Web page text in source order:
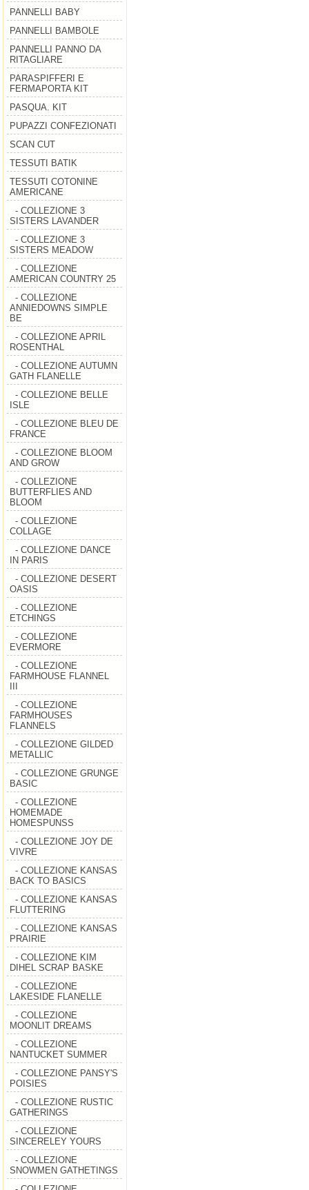
PANNELLI BABY
PANNELLI BAMBOLE
PANNELLI PANNO DA
RITAGLIARE
PARASPIFFERI E
FERMAPORTA KIT
PASQUA. KIT
PUPAZZI CONFEZIONATI
SCAN CUT
TESSUTI BATIK
TESSUTI COTONINE
AMERICANE
- COLLEZIONE 3
SISTERS LAVANDER
- COLLEZIONE 3
SISTERS MEADOW
- COLLEZIONE
AMERICAN COUNTRY 25
- COLLEZIONE
ANNIEDOWNS SIMPLE
BE
- COLLEZIONE APRIL
ROSENTHAL
- COLLEZIONE AUTUMN
GATH FLANELLE
- COLLEZIONE BELLE
ISLE
- COLLEZIONE BLEU DE
FRANCE
- COLLEZIONE BLOOM
AND GROW
- COLLEZIONE
BUTTERFLIES AND
BLOOM
- COLLEZIONE
COLLAGE
- COLLEZIONE DANCE
IN PARIS
- COLLEZIONE DESERT
OASIS
- COLLEZIONE
ETCHINGS
- COLLEZIONE
EVERMORE
- COLLEZIONE
FARMHOUSE FLANNEL
- COLLEZIONE
FARMHOUSES
FLANNELS
- COLLEZIONE GILDED
METALLIC
- COLLEZIONE GRUNGE
BASIC
- COLLEZIONE
HOMEMADE
HOMESPUNSS
- COLLEZIONE JOY DE
VIVRE
- COLLEZIONE KANSAS
BACK TO BASICS
- COLLEZIONE KANSAS
FLUTTERING
- COLLEZIONE KANSAS
PRAIRIE
- COLLEZIONE KIM
DIHEL SCRAP BASKE
- COLLEZIONE
LAKESIDE FLANELLE
- COLLEZIONE
MOONLIT DREAMS
- COLLEZIONE
NANTUCKET SUMMER
- COLLEZIONE PANSY'S
POISIES
- COLLEZIONE RUSTIC
GATHERINGS
- COLLEZIONE
SINCERELEY YOURS
- COLLEZIONE
SNOWMEN GATHETINGS